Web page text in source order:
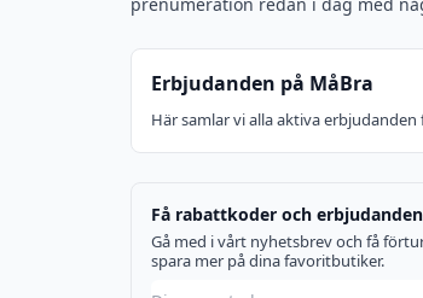
Erbjudanden på MåBra
Här samlar vi alla aktiva
Få rabattkoder och
Gå med i vårt nyhetsbrev och få
spara mer på dina favoritbutiker.